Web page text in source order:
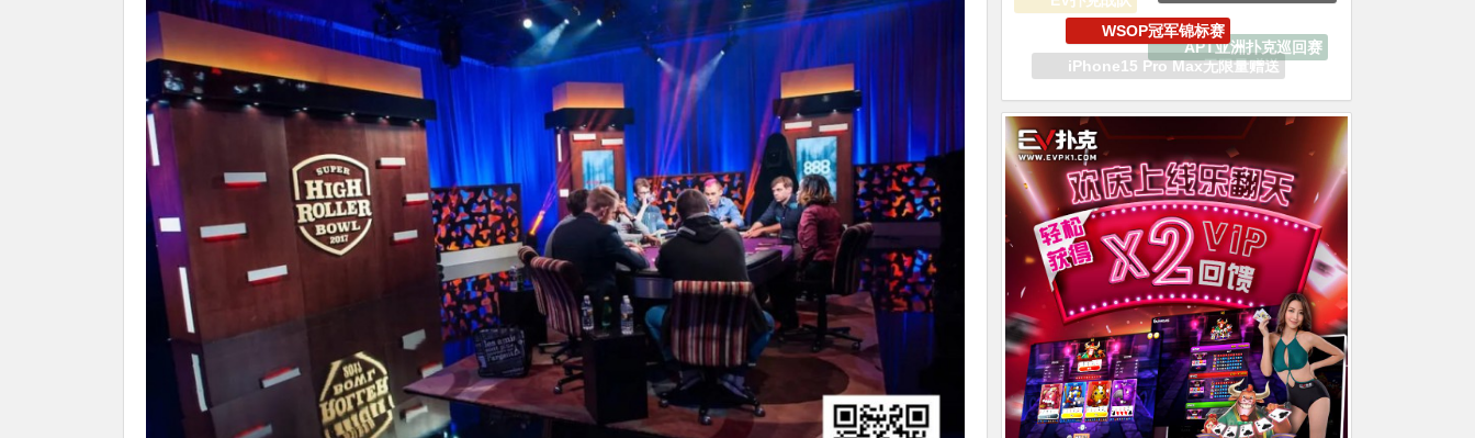
EV专属大宝箱
iPhone15 Pro Max无限量赠送